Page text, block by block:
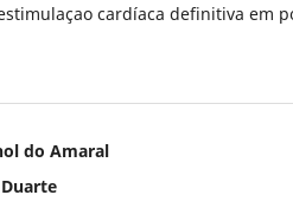
cardíaca definitiva em
do Amaral